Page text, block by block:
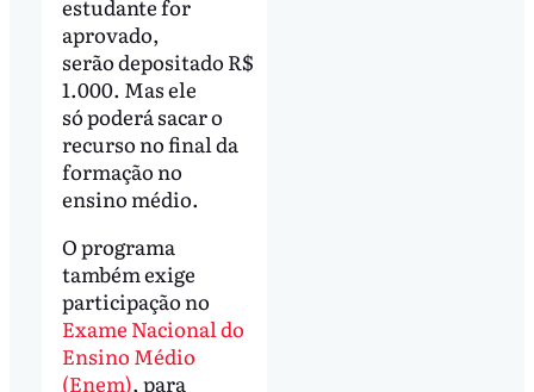
estudante for
aprovado,
serão depositado R$
1.000. Mas ele
só poderá sacar o
recurso no final da
formação no
ensino médio.
O programa
também exige
participação no
Exame Nacional do
Ensino Médio
(Enem), para